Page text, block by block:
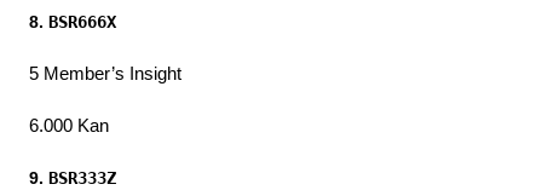
8. BSR666X
5 Member’s Insight
6.000 Kan
9. BSR333Z